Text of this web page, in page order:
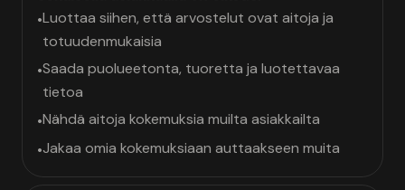
•Luottaa siihen, että arvostelut ovat aitoja ja
totuudenmukaisia
•Saada puolueetonta, tuoretta ja luotettavaa
tietoa
•Nähdä aitoja kokemuksia muilta asiakkailta
•Jakaa omia kokemuksiaan auttaakseen muita